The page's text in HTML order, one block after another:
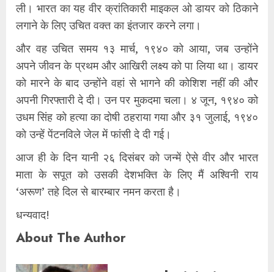
ली। भारत का यह वीर क्रांतिकारी माइकल ओ डायर को ठिकाने
लगाने के लिए उचित वक्त का इंतजार करने लगा।
और वह उचित समय १३ मार्च, १९४० को आया, जब उन्होंने
अपने जीवन के प्रथम और आखिरी लक्ष्य को पा लिया था। डायर
को मारने के बाद उन्होंने वहां से भागने की कोशिश नहीं की और
अपनी गिरफ्तारी दे दी। उन पर मुकदमा चला। ४ जून, १९४० को
उधम सिंह को हत्या का दोषी ठहराया गया और ३१ जुलाई, १९४०
को उन्हें पेंटनविले जेल में फांसी दे दी गई।
आज ही के दिन यानी २६ दिसंबर को जन्में ऐसे वीर और भारत
माता के सपूत को उसकी देशभक्ति के लिए मैं अश्विनी राय
‘अरूण’ तहे दिल से बारम्बार नमन करता है।
धन्यवाद!
About The Author